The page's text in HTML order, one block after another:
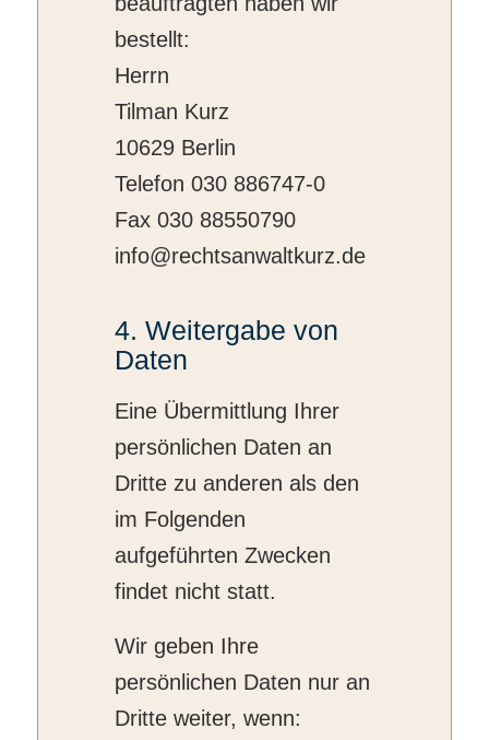
bestellt:
Herrn
Tilman Kurz
10629 Berlin
Telefon 030 886747-0
Fax 030 88550790
info@rechtsanwaltkurz.de
4. Weitergabe von
Daten
Eine Übermittlung Ihrer
persönlichen Daten an
Dritte zu anderen als den
im Folgenden
aufgeführten Zwecken
findet nicht statt.
Wir geben Ihre
persönlichen Daten nur an
Dritte weiter, wenn: